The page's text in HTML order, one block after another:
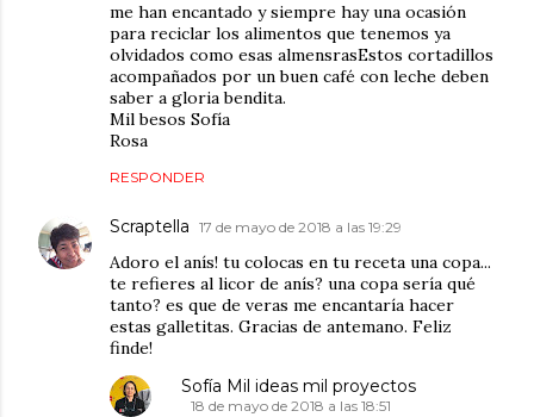
me han encantado y siempre hay una ocasión
para reciclar los alimentos que tenemos ya
olvidados como esas almensrasEstos cortadillos
acompañados por un buen café con leche deben
saber a gloria bendita.
Mil besos Sofía
Rosa
RESPONDER
Scraptella 17 de mayo de 2018 a las 19:29
Adoro el anís! tu colocas en tu receta una copa...
te refieres al licor de anís? una copa sería qué
tanto? es que de veras me encantaría hacer
estas galletitas. Gracias de antemano. Feliz
finde!
Sofía Mil ideas mil proyectos
18 de mayo de 2018 a las 18:51